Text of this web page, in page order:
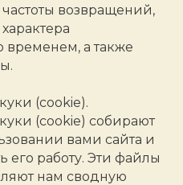
возвращений,
временем, а также
(cookie).
(cookie) собирают
вами сайта и
его работу. Эти файлы
нам сводную